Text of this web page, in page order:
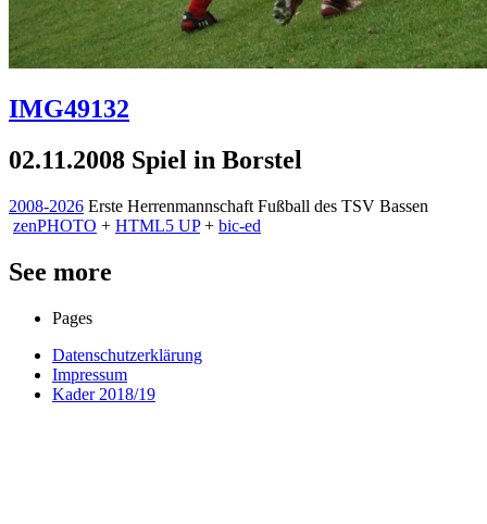
IMG49132
02.11.2008 Spiel in Borstel
2008-2026 Erste Herrenmannschaft Fußball des TSV Bassen
zenPHOTO + HTML5 UP+ bic-ed
See more
Pages
Datenschutzerklärung
Impressum
Kader 2018/19